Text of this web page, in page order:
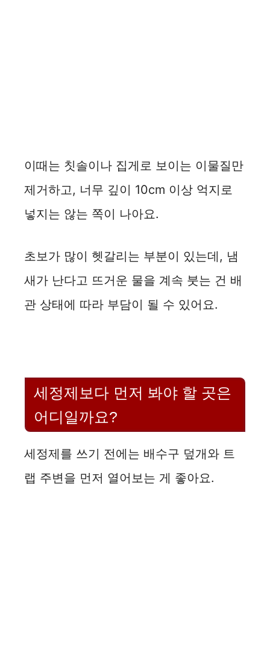
이때는 칫솔이나 집게로 보이는 이물질만
제거하고, 너무 깊이 10cm 이상 억지로
넣지는 않는 쪽이 나아요.
초보가 많이 헷갈리는 부분이 있는데, 냄
새가 난다고 뜨거운 물을 계속 붓는 건 배
관 상태에 따라 부담이 될 수 있어요.
세정제보다 먼저 봐야 할 곳은
어디일까요?
세정제를 쓰기 전에는 배수구 덮개와 트
랩 주변을 먼저 열어보는 게 좋아요.